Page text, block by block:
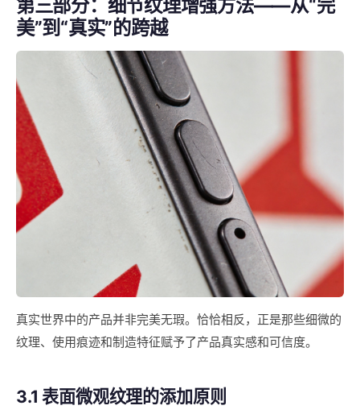
第三部分：细节纹理增强方法——从“完
美”到“真实”的跨越
真实世界中的产品并非完美无瑕。恰恰相反，正是那些细微的
纹理、使用痕迹和制造特征赋予了产品真实感和可信度。
3.1 表面微观纹理的添加原则